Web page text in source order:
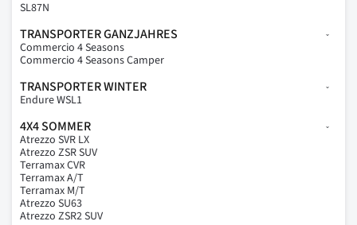
SL87N
TRANSPORTER GANZJAHRES
Commercio 4 Seasons
Commercio 4 Seasons Camper
TRANSPORTER WINTER
Endure WSL1
4X4 SOMMER
Atrezzo SVR LX
Atrezzo ZSR SUV
Terramax CVR
Terramax A/T
Terramax M/T
Atrezzo SU63
Atrezzo ZSR2 SUV